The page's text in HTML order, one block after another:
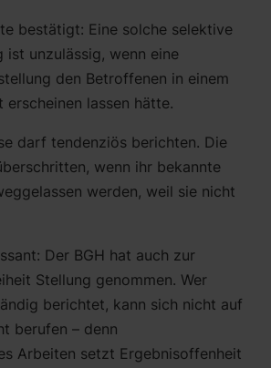
bestätigt: Eine solche selektive
ist unzulässig, wenn eine
den Betroffenen in einem
erscheinen lassen hätte.
darf tendenziös berichten. Die
wenn ihr bekannte
werden, weil sie nicht
Der BGH hat auch zur
Stellung genommen. Wer
berichtet, kann sich nicht auf
berufen – denn
Arbeiten setzt Ergebnisoffenheit